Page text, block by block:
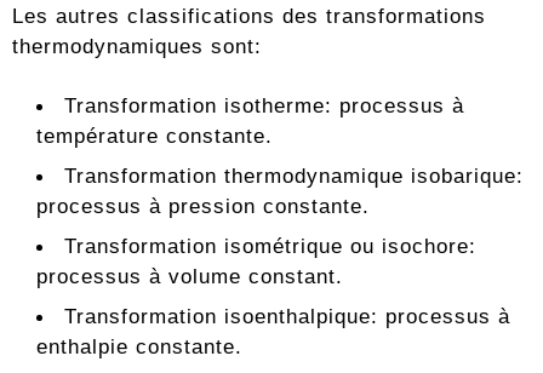
Les autres classifications des transformations
thermodynamiques sont:
Transformation isotherme: processus à
température constante.
Transformation thermodynamique isobarique:
processus à pression constante.
Transformation isométrique ou isochore:
processus à volume constant.
Transformation isoenthalpique: processus à
enthalpie constante.